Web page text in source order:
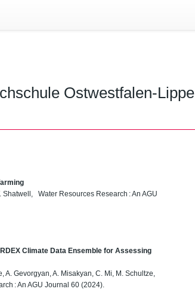
Ostwestfalen-Lippe
Shatwell, Water Resources Research : An AGU
Climate Data Ensemble for Assessing
Gevorgyan, A. Misakyan, C. Mi, M. Schultze,
: An AGU Journal 60 (2024).